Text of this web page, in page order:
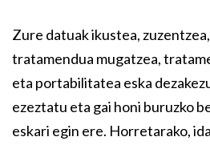
Zure datuak ikustea,
tratamendua mugatzea,
eta portabilitatea eska
ezeztatu eta gai honi buruzko
eskari egin ere. Horretarako,